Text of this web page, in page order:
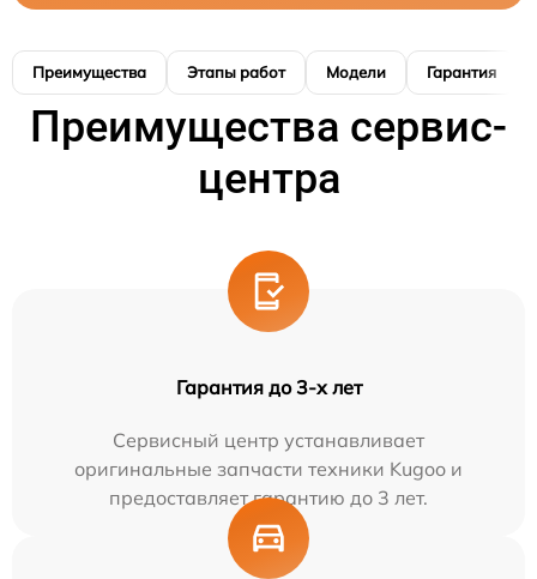
Преимущества Этапы работ Модели Гарантия
Преимущества сервис-
центра
Гарантия до 3-х лет
Сервисный центр устанавливает
оригинальные запчасти техники Kugoo и
предоставляет гарантию до 3 лет.